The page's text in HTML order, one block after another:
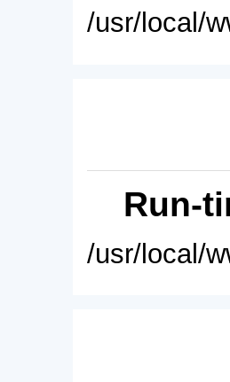
/usr/local/
Run-
/usr/local/